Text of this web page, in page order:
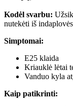
Kodėl svarbu:
nutekėti iš
Simptomai:
E25 klaida
Kriauklė lėtai
Vanduo kyla
Kaip patikrinti: